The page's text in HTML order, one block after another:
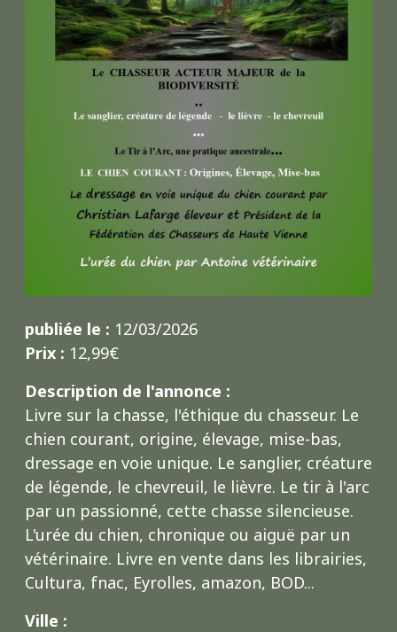
publiée le : 12/03/2026
Prix : 12,99€
Description de l'annonce :
Livre sur la chasse, l'éthique du chasseur. Le
chien courant, origine, élevage, mise-bas,
dressage en voie unique. Le sanglier, créature
de légende, le chevreuil, le lièvre. Le tir à l'arc
par un passionné, cette chasse silencieuse.
L'urée du chien, chronique ou aiguë par un
vétérinaire. Livre en vente dans les librairies,
Cultura, fnac, Eyrolles, amazon, BOD...
Ville :